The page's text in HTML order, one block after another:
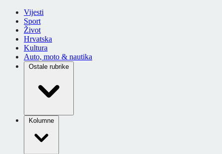
Vijesti
Sport
Život
Hrvatska
Kultura
Auto, moto & nautika
Ostale rubrike
Kolumne